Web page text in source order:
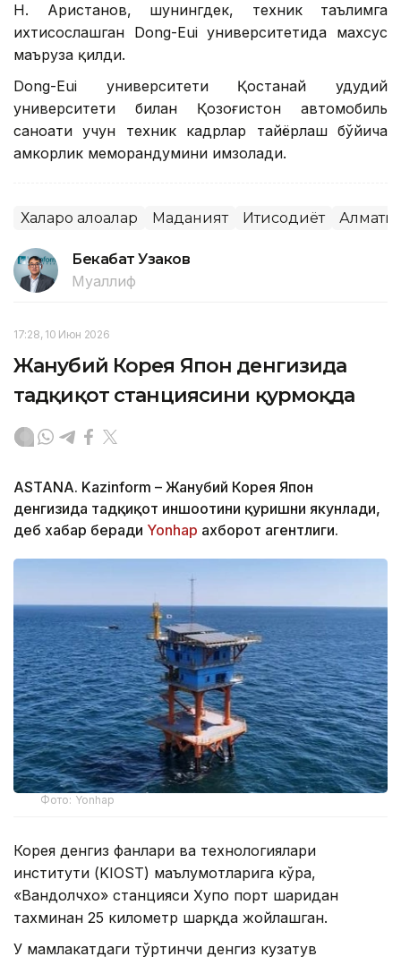
Н. Аристанов, шунингдек, техник таълимга
ихтисослашган Dong-Eui университетида махсус
маъруза қилди.
Dong-Eui университети Қостанай ҳудудий
университети билан Қозоғистон автомобиль
саноати учун техник кадрлар тайёрлаш бўйича
ҳамкорлик меморандумини имзолади.
Халқаро алоқалар Маданият Иқтисодиёт Алмати
Бекабат Узаков
Муаллиф
17:28, 10 Июн 2026
Жанубий Корея Япон денгизида
тадқиқот станциясини қурмоқда
ASTANA. Kazinform – Жанубий Корея Япон
денгизида тадқиқот иншоотини қуришни якунлади,
деб хабар беради Yonhap ахборот агентлиги.
Фото: Yonhap
Корея денгиз фанлари ва технологиялари
институти (KIOST) маълумотларига кўра,
«Вандолчхо» станцияси Хупо порт шаҳридан
тахминан 25 километр шарқда жойлашган.
У мамлакатдаги тўртинчи денгиз кузатув